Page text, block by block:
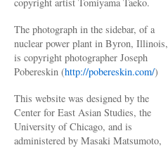
The photograph in the sidebar, of a
nuclear power plant in Byron, Illinois,
is copyright photographer Joseph
Pobereskin (http://pobereskin.com/)
This website was designed by the
Center for East Asian Studies, the
University of Chicago, and is
administered by Masaki Matsumoto,